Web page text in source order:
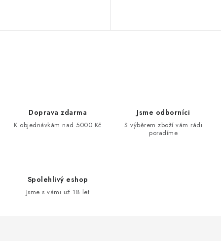
Doprava zdarma
K objednávkám nad 5000 Kč
Jsme odborníci
S výběrem zboží vám rádi
poradíme
Spolehlivý eshop
Jsme s vámi už 18 let